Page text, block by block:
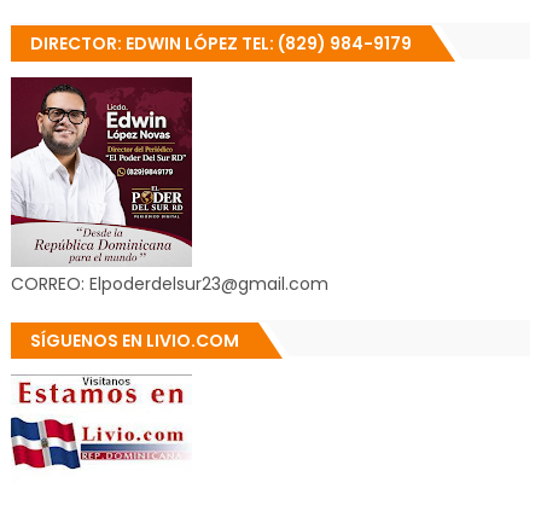
DIRECTOR: EDWIN LÓPEZ TEL: (829) 984-9179
CORREO: Elpoderdelsur23@gmail.com
SÍGUENOS EN LIVIO.COM